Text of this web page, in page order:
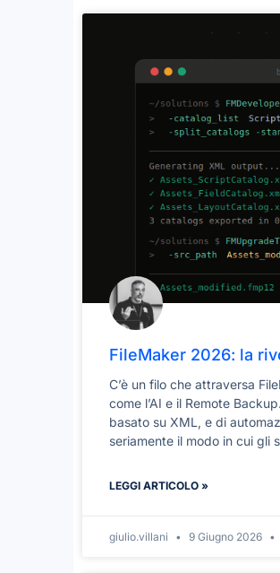
FileMaker 2026: la
C’è un filo che attraversa
come l’AI e il Remote
basato su XML, e di
seriamente il modo in cui gli
LEGGI ARTICOLO »
giulio.villani 9 Giugno 2026